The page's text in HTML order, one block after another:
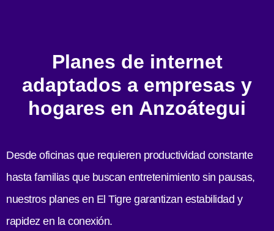
Planes de internet
adaptados a empresas y
hogares en Anzoátegui
Desde oficinas que requieren productividad constante
hasta familias que buscan entretenimiento sin pausas,
nuestros planes en El Tigre garantizan estabilidad y
rapidez en la conexión.